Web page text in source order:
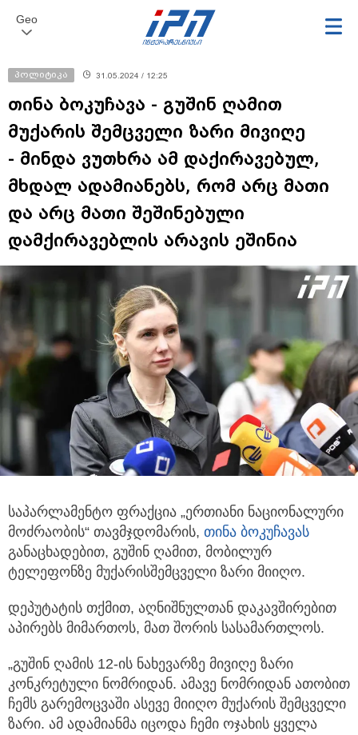
Geo
პოლიტიკა 31.05.2024 / 12:25
თინა ბოკუჩავა - გუშინ ღამით
მუქარის შემცველი ზარი მივიღე
- მინდა ვუთხრა ამ დაქირავებულ,
მხდალ ადამიანებს, რომ არც მათი
და არც მათი შეშინებული
დამქირავებლის არავის ეშინია
საპარლამენტო ფრაქცია „ერთიანი ნაციონალური
მოძრაობის“ თავმჯდომარის, თინა ბოკუჩავას
განაცხადებით, გუშინ ღამით, მობილურ
ტელეფონზე მუქარისშემცველი ზარი მიიღო.
დეპუტატის თქმით, აღნიშნულთან დაკავშირებით
აპირებს მიმართოს, მათ შორის სასამართლოს.
„გუშინ ღამის 12-ის ნახევარზე მივიღე ზარი
კონკრეტული ნომრიდან. ამავე ნომრიდან ათობით
ჩემს გარემოცვაში ასევე მიიღო მუქარის შემცველი
ზარი. ამ ადამიანმა იცოდა ჩემი ოჯახის ყველა